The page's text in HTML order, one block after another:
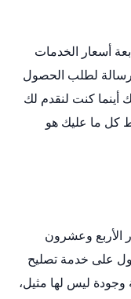
أسعار الخدمات
رسالة لطلب الحصول
أينما كنت لنقدم لك
كل ما عليك هو
الأربع وعشرون
على خدمة تصليح
وجودة ليس لها مثيل،